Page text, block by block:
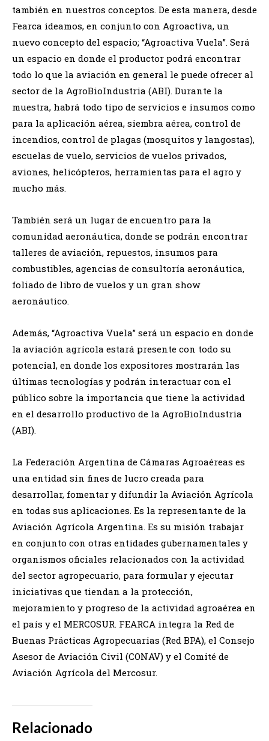
también en nuestros conceptos. De esta manera, desde
Fearca ideamos, en conjunto con Agroactiva, un
nuevo concepto del espacio; “Agroactiva Vuela”. Será
un espacio en donde el productor podrá encontrar
todo lo que la aviación en general le puede ofrecer al
sector de la AgroBioIndustria (ABI). Durante la
muestra, habrá todo tipo de servicios e insumos como
para la aplicación aérea, siembra aérea, control de
incendios, control de plagas (mosquitos y langostas),
escuelas de vuelo, servicios de vuelos privados,
aviones, helicópteros, herramientas para el agro y
mucho más.
También será un lugar de encuentro para la
comunidad aeronáutica, donde se podrán encontrar
talleres de aviación, repuestos, insumos para
combustibles, agencias de consultoría aeronáutica,
foliado de libro de vuelos y un gran show
aeronáutico.
Además, “Agroactiva Vuela” será un espacio en donde
la aviación agrícola estará presente con todo su
potencial, en donde los expositores mostrarán las
últimas tecnologías y podrán interactuar con el
público sobre la importancia que tiene la actividad
en el desarrollo productivo de la AgroBioIndustria
(ABI).
La Federación Argentina de Cámaras Agroaéreas es
una entidad sin fines de lucro creada para
desarrollar, fomentar y difundir la Aviación Agrícola
en todas sus aplicaciones. Es la representante de la
Aviación Agrícola Argentina. Es su misión trabajar
en conjunto con otras entidades gubernamentales y
organismos oficiales relacionados con la actividad
del sector agropecuario, para formular y ejecutar
iniciativas que tiendan a la protección,
mejoramiento y progreso de la actividad agroaérea en
el país y el MERCOSUR. FEARCA integra la Red de
Buenas Prácticas Agropecuarias (Red BPA), el Consejo
Asesor de Aviación Civil (CONAV) y el Comité de
Aviación Agrícola del Mercosur.
Relacionado